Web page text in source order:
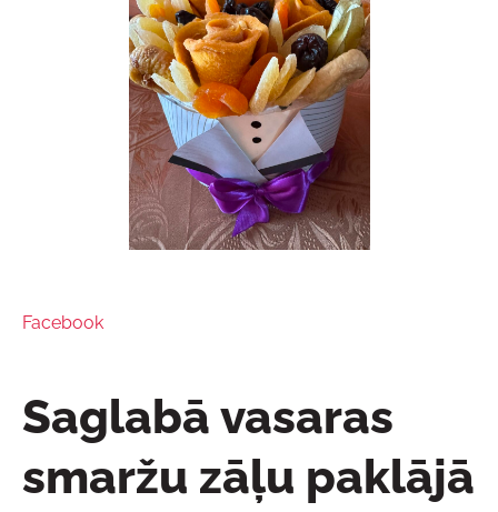
Facebook
Saglabā vasaras
smaržu zāļu paklājā